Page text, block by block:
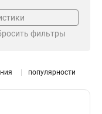
SFP
фильтры
популярности